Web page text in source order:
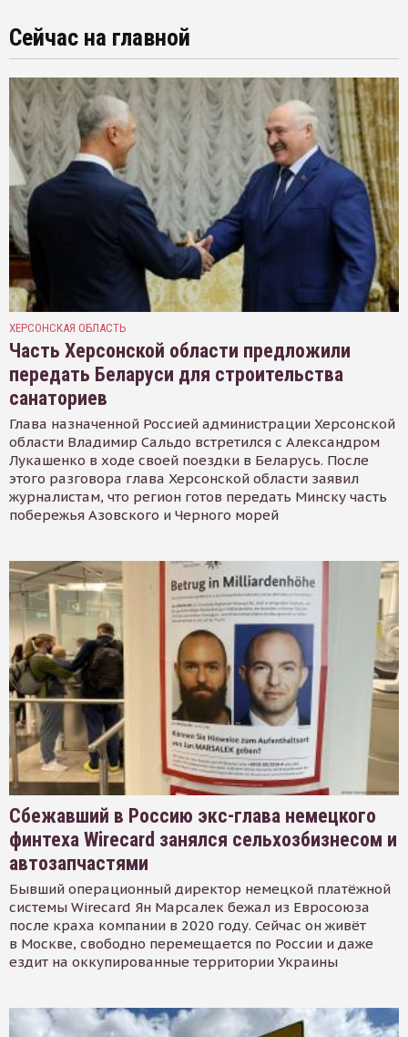
Сейчас на главной
ХЕРСОНСКАЯ ОБЛАСТЬ
Часть Херсонской области предложили
передать Беларуси для строительства
санаториев
Глава назначенной Россией администрации Херсонской
области Владимир Сальдо встретился с Александром
Лукашенко в ходе своей поездки в Беларусь. После
этого разговора глава Херсонской области заявил
журналистам, что регион готов передать Минску часть
побережья Азовского и Черного морей
Сбежавший в Россию экс-глава немецкого
финтеха Wirecard занялся сельхозбизнесом и
автозапчастями
Бывший операционный директор немецкой платёжной
системы Wirecard Ян Марсалек бежал из Евросоюза
после краха компании в 2020 году. Сейчас он живёт
в Москве, свободно перемещается по России и даже
ездит на оккупированные территории Украины